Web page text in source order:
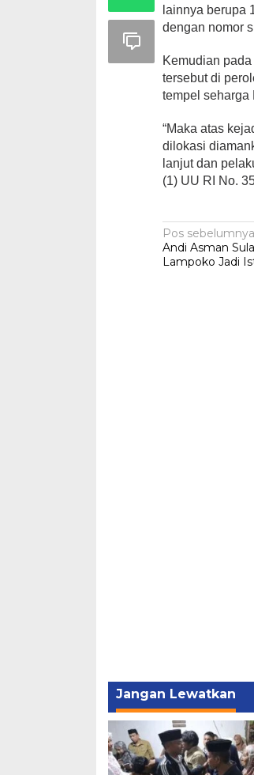
lainnya berupa
dengan nomor
Kemudian
tersebut di
tempel seharga
“Maka atas
dilokasi
lanjut dan
(1) UU RI No.
Navigasi
pos
Pos sebelumnya
Andi Asman
Lampoko Jadi
Jangan Lewatkan